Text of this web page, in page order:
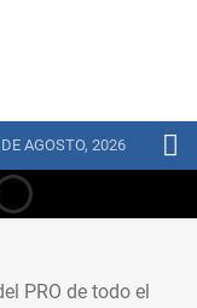
AGOSTO, 2026
PRO de todo el